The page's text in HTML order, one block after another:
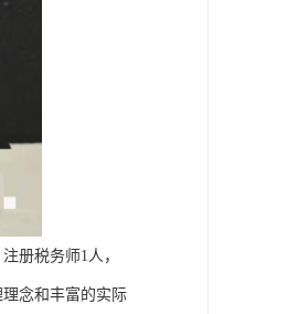
册税务师1人，
念和丰富的实际